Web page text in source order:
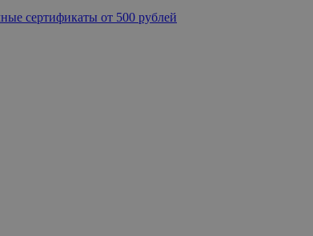
сертификаты от 500 рублей